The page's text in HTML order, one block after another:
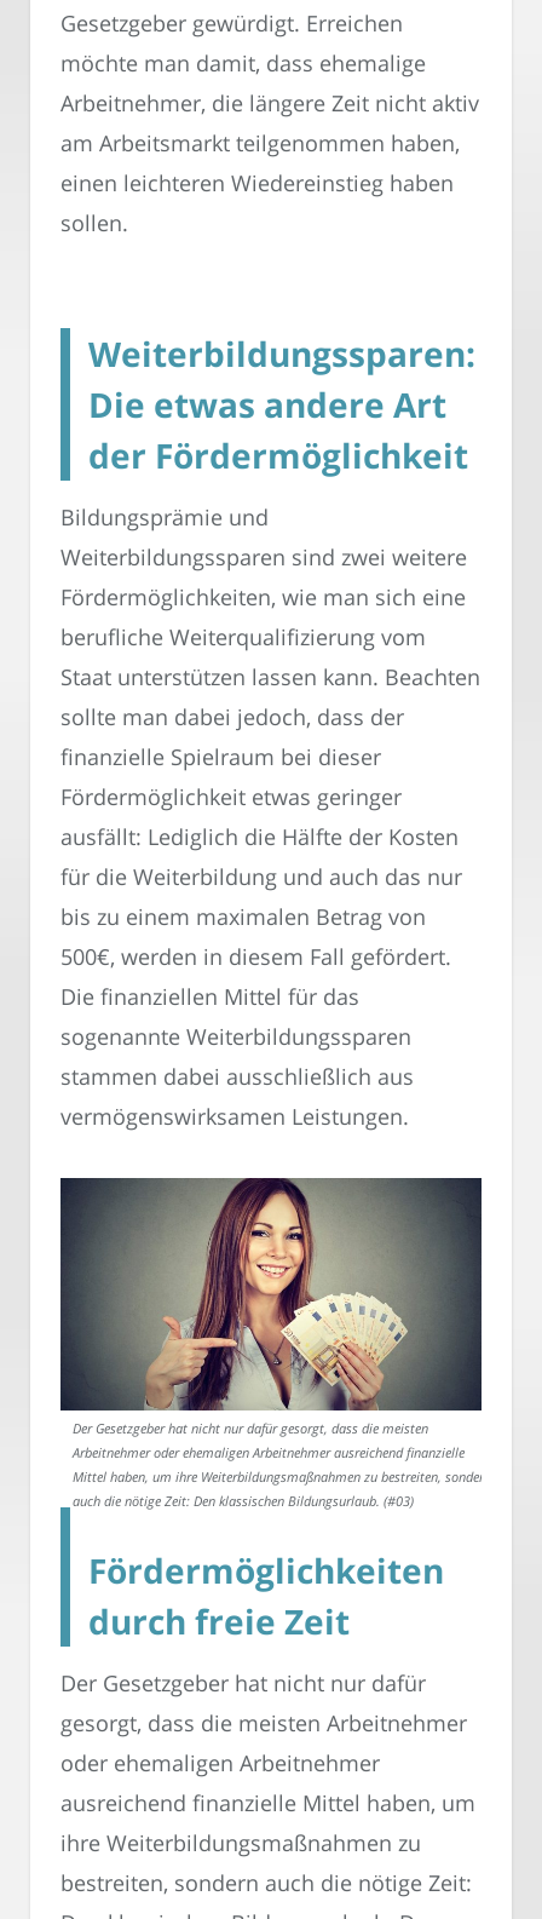
Gesetzgeber gewürdigt. Erreichen
möchte man damit, dass ehemalige
Arbeitnehmer, die längere Zeit nicht aktiv
am Arbeitsmarkt teilgenommen haben,
einen leichteren Wiedereinstieg haben
sollen.
Weiterbildungssparen:
Die etwas andere Art
der Fördermöglichkeit
Bildungsprämie und
Weiterbildungssparen sind zwei weitere
Fördermöglichkeiten, wie man sich eine
berufliche Weiterqualifizierung vom
Staat unterstützen lassen kann. Beachten
sollte man dabei jedoch, dass der
finanzielle Spielraum bei dieser
Fördermöglichkeit etwas geringer
ausfällt: Lediglich die Hälfte der Kosten
für die Weiterbildung und auch das nur
bis zu einem maximalen Betrag von
500€, werden in diesem Fall gefördert.
Die finanziellen Mittel für das
sogenannte Weiterbildungssparen
stammen dabei ausschließlich aus
vermögenswirksamen Leistungen.
Der Gesetzgeber hat nicht nur dafür gesorgt, dass die meisten
Arbeitnehmer oder ehemaligen Arbeitnehmer ausreichend finanzielle
Mittel haben, um ihre Weiterbildungsmaßnahmen zu bestreiten, sondern
auch die nötige Zeit: Den klassischen Bildungsurlaub. (#03)
Fördermöglichkeiten
durch freie Zeit
Der Gesetzgeber hat nicht nur dafür
gesorgt, dass die meisten Arbeitnehmer
oder ehemaligen Arbeitnehmer
ausreichend finanzielle Mittel haben, um
ihre Weiterbildungsmaßnahmen zu
bestreiten, sondern auch die nötige Zeit: